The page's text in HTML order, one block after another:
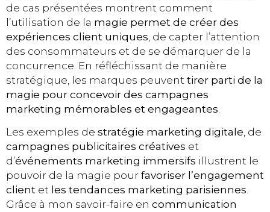
de cas présentées montrent comment
l’utilisation de la magie permet de créer des
expériences client uniques , de capter l’attention
des consommateurs et de se démarquer de la
concurrence. En réfléchissant de manière
stratégique, les marques peuvent tirer parti de la
magie pour concevoir des campagnes
marketing mémorables et engageantes
Les exemples de stratégie marketing digitale, de
campagnes publicitaires créatives et
d’événements marketing immersifs illustrent le
pouvoir de la magie pour favoriser l’engagement
client et les tendances marketing parisiennes.
Grâce à mon savoir-faire en communication